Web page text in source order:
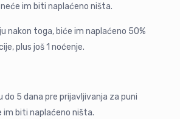
im biti naplaćeno ništa.
nakon toga, biće im naplaćeno 50%
plus još 1 noćenje.
5 dana pre prijavljivanja za puni
im biti naplaćeno ništa.